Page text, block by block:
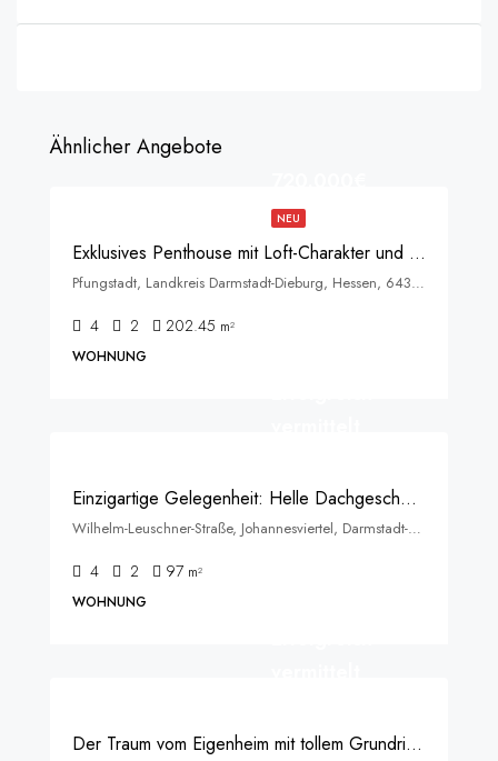
Ähnlicher Angebote
NEU
Exklusives Penthouse mit Loft-Charakter und traumhaftem Ausblick über die Bergstraße
Pfungstadt, Landkreis Darmstadt-Dieburg, Hessen, 64319, Deutschland
4 2 202.45 m²
WOHNUNG
Einzigartige Gelegenheit: Helle Dachgeschosswohnung mit großzügigen Ausbaureserven im Johannesviertel
Wilhelm-Leuschner-Straße, Johannesviertel, Darmstadt-Nord, Darmstadt, Hessen, 64293, Deutschland
4 2 97 m²
WOHNUNG
Der Traum vom Eigenheim mit tollem Grundriss, neuen Fenstern und neuer Heizung!